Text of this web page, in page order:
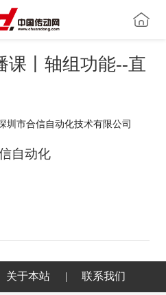
课丨轴组功能--直
圳市合信自动化技术有限公司
关于本站 | 联系我们